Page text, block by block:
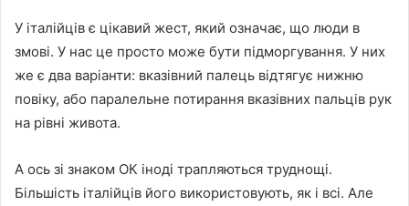
У італійців є цікавий жест, який означає, що люди в
змові. У нас це просто може бути підморгування. У них
же є два варіанти: вказівний палець відтягує нижню
повіку, або паралельне потирання вказівних пальців рук
на рівні живота.
А ось зі знаком ОК іноді трапляються труднощі.
Більшість італійців його використовують, як і всі. Але